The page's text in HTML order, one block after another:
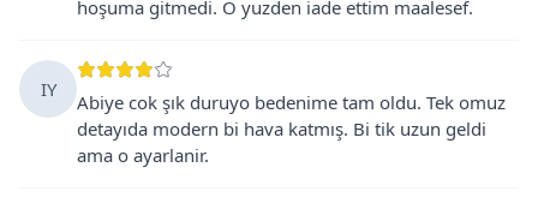
hoşuma gitmedi. O yuzden iade ettim maalesef.
IY
Abiye cok şık duruyo bedenime tam oldu. Tek omuz
detayıda modern bi hava katmış. Bi tik uzun geldi
ama o ayarlanir.